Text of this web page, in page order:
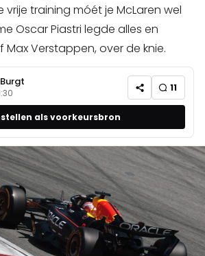
training móét je McLaren wel
Oscar Piastri legde alles en
Max Verstappen, over de knie.
11
als voorkeursbron